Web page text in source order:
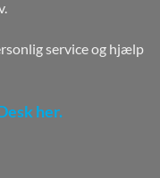
service og hjælp
her.